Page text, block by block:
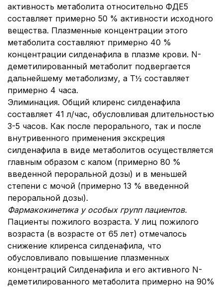
активность метаболита относительно ФДЕ5
составляет примерно 50 % активности исходного
вещества. Плазменные концентрации этого
метаболита составляют примерно 40 %
концентрации силденафила в плазме крови. N-
деметилированный метаболит подвергается
дальнейшему метаболизму, а Т½ составляет
примерно 4 часа.
Элиминация. Общий клиренс силденафила
составляет 41 л/час, обусловливая длительностью
3-5 часов. Как после перорального, так и после
внутривенного применения экскреция
силденафила в виде метаболитов осуществляется
главным образом с калом (примерно 80 %
введенной пероральной дозы) и в меньшей
степени с мочой (примерно 13 % введенной
пероральной дозы).
Фармакокинетика у особых групп пациентов.
Пациенты пожилого возраста. У лиц пожилого
возраста (в возрасте от 65 лет) отмечалось
снижение клиренса силденафила, что
обусловливало повышение плазменных
концентраций Силденафила и его активного N-
деметилированного метаболита примерно на 90%